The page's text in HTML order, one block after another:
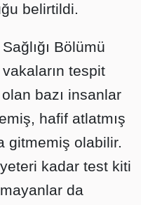
belirtildi.
Bölümü
tespit
bazı insanlar
hafif atlatmış
gitmemiş olabilir.
kadar test kiti
da